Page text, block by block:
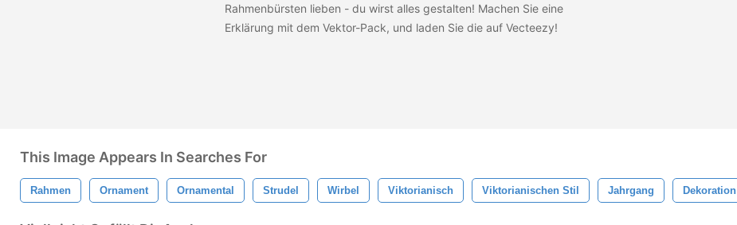
Rahmenbürsten lieben - du wirst alles gestalten! Machen Sie eine
Erklärung mit dem Vektor-Pack, und laden Sie die auf Vecteezy!
This Image Appears In Searches For
Rahmen Ornament Ornamental Strudel Wirbel Viktorianisch Viktorianischen Stil Jahrgang Dekoration